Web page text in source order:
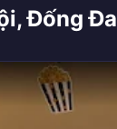
Đống Đa